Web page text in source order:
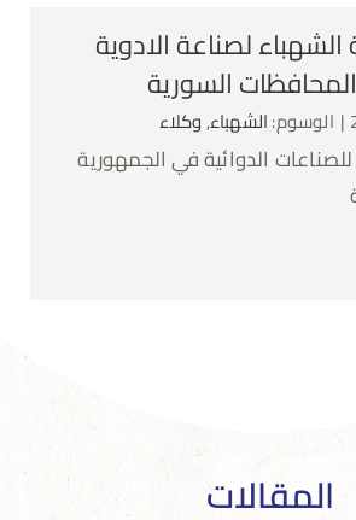
لصناعة الادوية
السورية
الوسوم:الشهباء,وكلاء
الدوائية في الجمهورية
المقالات